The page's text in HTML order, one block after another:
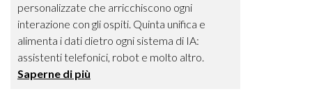
personalizzate che arricchiscono ogni
interazione con gli ospiti. Quinta unifica e
alimenta i dati dietro ogni sistema di IA:
assistenti telefonici, robot e molto altro.
Saperne di più